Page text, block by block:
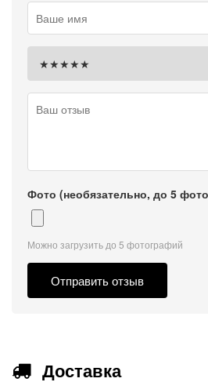
Фото (необязательно, до 5
Можно загрузить до 5 фотографий
Отправить отзыв
Доставка